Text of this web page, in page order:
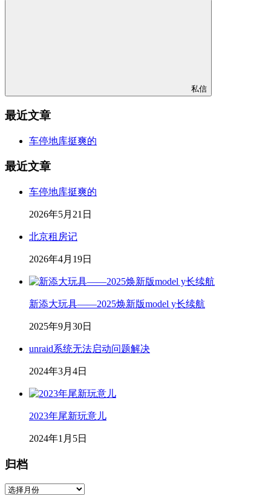
私信
最近文章
车停地库挺爽的
最近文章
车停地库挺爽的
2026年5月21日
北京租房记
2026年4月19日
新添大玩具——2025焕新版model y长续航
2025年9月30日
unraid系统无法启动问题解决
2024年3月4日
2023年尾新玩意儿
2024年1月5日
归档
归